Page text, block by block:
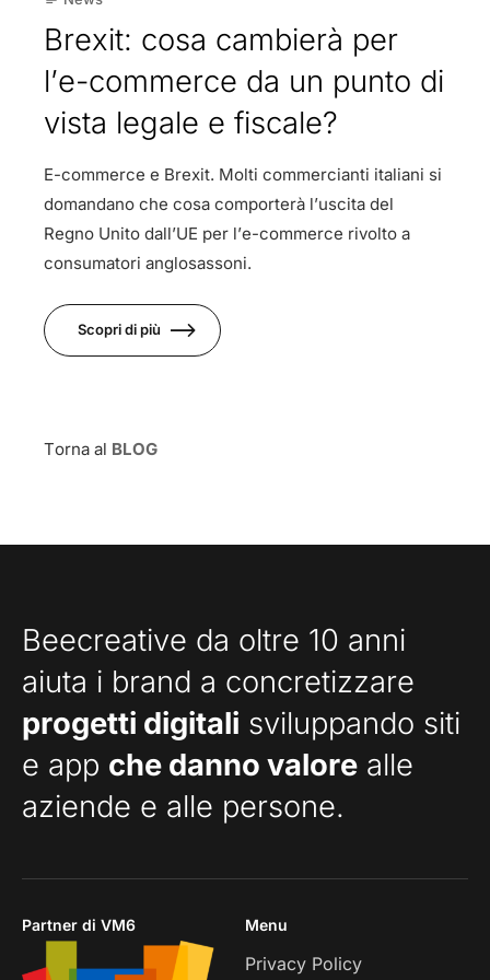
Brexit: cosa cambierà per
l’e-commerce da un punto di
vista legale e fiscale?
E-commerce e Brexit. Molti commercianti italiani si
domandano che cosa comporterà l’uscita del
Regno Unito dall’UE per l’e-commerce rivolto a
consumatori anglosassoni.
Scopri di più
Torna al BLOG
Beecreative da oltre 10 anni
aiuta i brand a concretizzare
progetti digitali sviluppando siti
e app che danno valore alle
aziende e alle persone.
Partner di VM6 Menu
Privacy Policy